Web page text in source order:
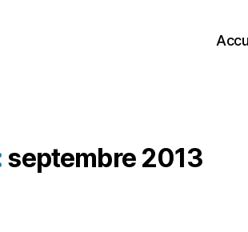
septembre 2013